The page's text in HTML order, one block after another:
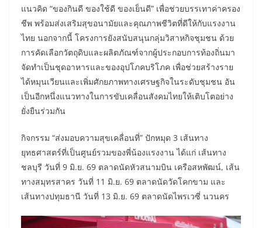
แนวคิด “ของกินดี ของใช้ดี ของเย็นดี” เพื่อช่วยบรรเทาค่าครอง
ชีพ พร้อมส่งเสริมสุขอนามัยและคุณภาพชีวิตที่ดีให้กับแรงงาน
ไทย นอกจากนี้ โครงการยังสนับสนุนกลุ่มวิสาหกิจชุมชน ด้วย
การคัดเลือกวัตถุดิบและผลิตภัณฑ์จากผู้ประกอบการท้องถิ่นมา
จัดทำเป็นชุดอาหารและของอุปโภคบริโภค เพื่อช่วยสร้างราย
ได้หมุนเวียนและเพิ่มศักยภาพทางเศรษฐกิจในระดับชุมชน อัน
เป็นอีกหนึ่งแนวทางในการขับเคลื่อนสังคมไทยให้เติบโตอย่าง
ยั่งยืนร่วมกัน
กิจกรรม “ส่งมอบความสุขเคลื่อนที่” ปักหมุด 3 เส้นทาง
ยุทธศาสตร์ที่เป็นศูนย์รวมของพี่น้องแรงงาน ได้แก่ เส้นทาง
ชลบุรี วันที่ 9 มิ.ย. 69 ตลาดนัดหัวสนามบิน เครือสหพัฒน์, เส้น
ทางสมุทรสาคร วันที่ 11 มิ.ย. 69 ตลาดนัดวัดโคกขาม และ
เส้นทางปทุมธานี วันที่ 13 มิ.ย. 69 ตลาดนัดไพรเวซี่ นวนคร